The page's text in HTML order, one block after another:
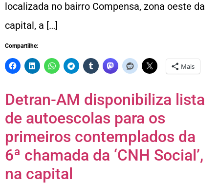
localizada no bairro Compensa, zona oeste da
capital, a […]
Compartilhe:
Mais
Detran-AM disponibiliza lista
de autoescolas para os
primeiros contemplados da
6ª chamada da ‘CNH Social’,
na capital